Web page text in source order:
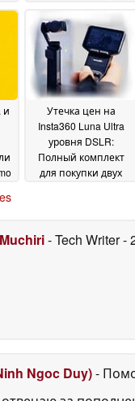
управления,
защитный чехол в
действии
20 May 2026
и
Утечка цен на
Insta360 Luna Ultra
уровня DSLR:
Полный комплект
для покупки двух
- Tech Writer-
Ngoc Duy)-